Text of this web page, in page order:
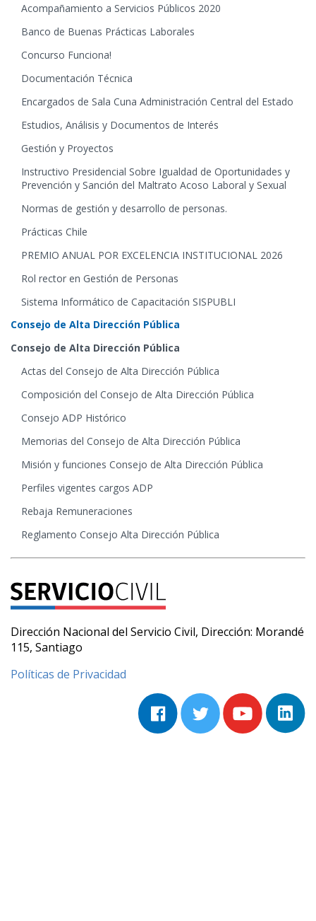
Acompañamiento a Servicios Públicos 2020
Banco de Buenas Prácticas Laborales
Concurso Funciona!
Documentación Técnica
Encargados de Sala Cuna Administración Central del Estado
Estudios, Análisis y Documentos de Interés
Gestión y Proyectos
Instructivo Presidencial Sobre Igualdad de Oportunidades y
Prevención y Sanción del Maltrato Acoso Laboral y Sexual
Normas de gestión y desarrollo de personas.
Prácticas Chile
PREMIO ANUAL POR EXCELENCIA INSTITUCIONAL 2026
Rol rector en Gestión de Personas
Sistema Informático de Capacitación SISPUBLI
Consejo de Alta Dirección Pública
Consejo de Alta Dirección Pública
Actas del Consejo de Alta Dirección Pública
Composición del Consejo de Alta Dirección Pública
Consejo ADP Histórico
Memorias del Consejo de Alta Dirección Pública
Misión y funciones Consejo de Alta Dirección Pública
Perfiles vigentes cargos ADP
Rebaja Remuneraciones
Reglamento Consejo Alta Dirección Pública
Dirección Nacional del Servicio Civil, Dirección: Morandé
115, Santiago
Políticas de Privacidad